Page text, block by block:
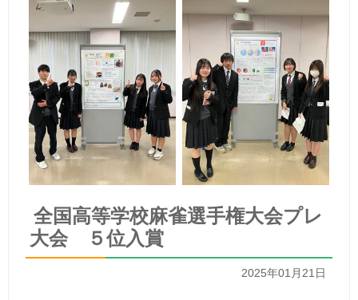
全国高等学校麻雀選手権大会プレ
大会 ５位入賞
2025年01月21日